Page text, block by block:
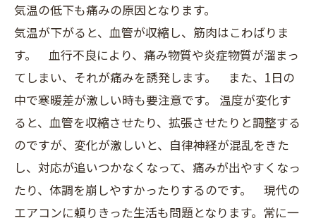
気温の低下も痛みの原因となります。
気温が下がると、血管が収縮し、筋肉はこわばりま
す。 血行不良により、痛み物質や炎症物質が溜まっ
てしまい、それが痛みを誘発します。 また、1日の
中で寒暖差が激しい時も要注意です。 温度が変化す
ると、血管を収縮させたり、拡張させたりと調整する
のですが、変化が激しいと、自律神経が混乱をきた
し、対応が追いつかなくなって、痛みが出やすくなっ
たり、体調を崩しやすかったりするのです。 現代の
エアコンに頼りきった生活も問題となります。常に一